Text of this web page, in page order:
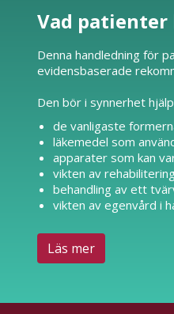
Vad patienter
Denna handledning för
evidensbaserade
Den bör i synnerhet
de vanligaste
läkemedel som
apparater som kan
vikten av
behandling av ett
vikten av egenvård i
Läs mer